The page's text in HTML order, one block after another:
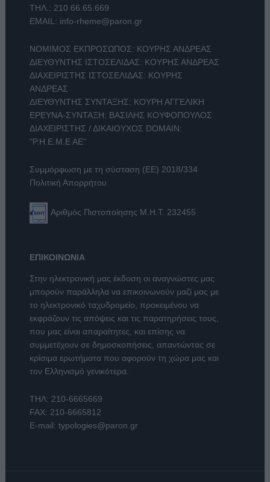
ΤΗΛ.: 210 66.65.669
EMAIL: info-rheme@paron.gr
ΝΟΜΙΜΟΣ ΕΚΠΡΟΣΩΠΟΣ: ΚΟΥΡΗΣ ΑΝΔΡΕΑΣ
ΔΙΕΥΘΥΝΤΗΣ ΙΣΤΟΣΕΛΙΔΑΣ: ΚΟΥΡΗΣ ΑΝΔΡΕΑΣ
ΔΙΑΧΕΙΡΙΣΤΗΣ ΙΣΤΟΣΕΛΙΔΑΣ: ΚΟΥΡΗΣ
ΑΝΔΡΕΑΣ
ΔΙΕΥΘΥΝΤΗΣ ΣΥΝΤΑΞΗΣ: ΚΟΥΡΗ ΑΓΓΕΛΙΚΗ
ΕΡΕΥΝΑ-ΣΥΝΤΑΞΗ: ΒΑΣΙΛΗΣ ΚΟΥΦΟΠΟΥΛΟΣ
ΔΙΑΧΕΙΡΙΣΤΗΣ / ΔΙΚΑΙΟΥΧΟΣ DOMAIN:
"Ρ.Η.Ε.Μ.Ε ΑΕ"
Συμμόρφωση με τη σύσταση (ΕΕ) 2018/334
Πολιτική Απορρήτου
Αριθμός Πιστοποίησης Μ.Η.Τ. 232455
ΕΠΙΚΟΙΝΩΝΙΑ
Στην ηλεκτρονική μας έκδοση οι αναγνώστες μας
μπορούν παράλληλα να επικοινωνούν μαζί μας με
το ηλεκτρονικό ταχυδρομείο, προκειμένου να
εκφράζουν τις απόψεις και τις παρατηρήσεις τους,
που μας είναι απαραίτητες, και επίσης να
συμμετέχουν σε δημοσκοπήσεις, απαντώντας σε
κρίσιμα ερωτήματα που αφορούν τη χώρα μας και
τον Ελληνισμό γενικότερα.
ΤΗΛ: 210-6665669
FAX: 210-6665812
E-mail: typologies@paron.gr